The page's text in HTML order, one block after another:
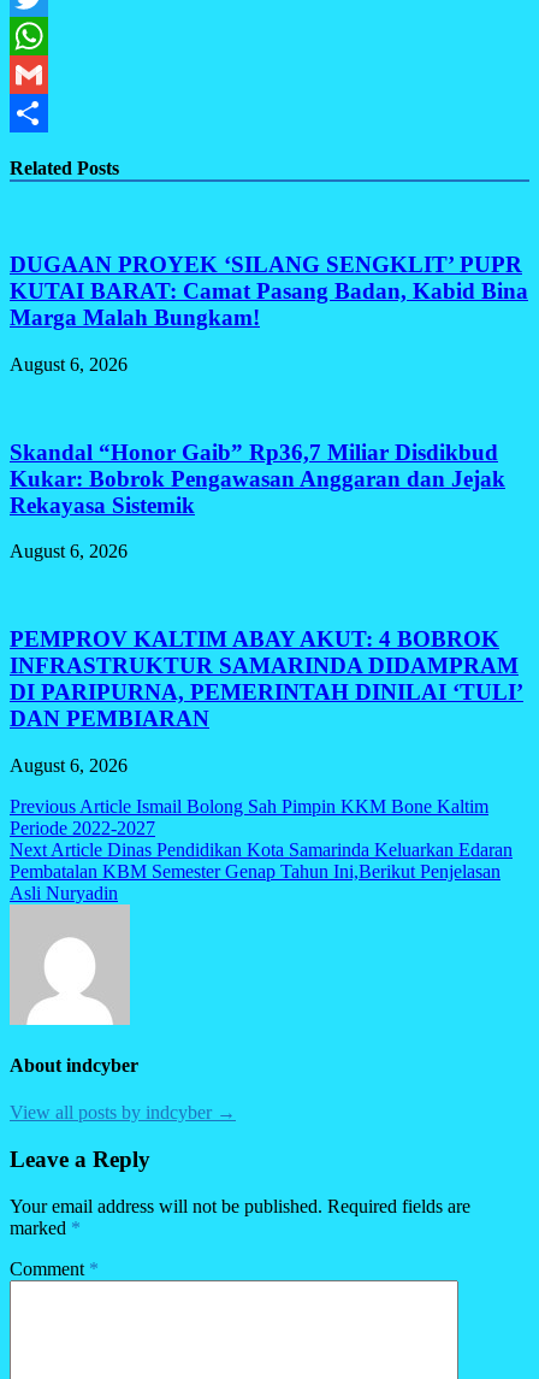
Twitter
WhatsApp
Gmail
Related Posts
DUGAAN PROYEK ‘SILANG SENGKLIT’ PUPR
KUTAI BARAT: Camat Pasang Badan, Kabid Bina
Marga Malah Bungkam!
August 6, 2026
Skandal “Honor Gaib” Rp36,7 Miliar Disdikbud
Kukar: Bobrok Pengawasan Anggaran dan Jejak
Rekayasa Sistemik
August 6, 2026
PEMPROV KALTIM ABAY AKUT: 4 BOBROK
INFRASTRUKTUR SAMARINDA DIDAMPRAM
DI PARIPURNA, PEMERINTAH DINILAI ‘TULI’
DAN PEMBIARAN
August 6, 2026
Post
navigation
Previous Article Ismail Bolong Sah Pimpin KKM Bone Kaltim
Periode 2022-2027
Next Article Dinas Pendidikan Kota Samarinda Keluarkan Edaran
Pembatalan KBM Semester Genap Tahun Ini,Berikut Penjelasan
Asli Nuryadin
About indcyber
View all posts by indcyber →
Leave a Reply
Your email address will not be published. Required fields are
marked *
Comment *